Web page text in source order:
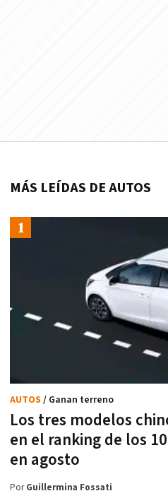
MÁS LEÍDAS DE AUTOS
Los tres modelos
en el ranking de los
en agosto
AUTOS / Ganan terreno
PorGuillermina Fossati